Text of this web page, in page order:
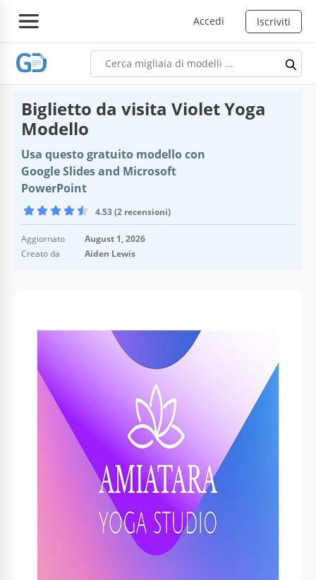
Accedi Iscriviti
Biglietto da visita Violet Yoga
Modello
Usa questo gratuito modello con
Google Slides and Microsoft
PowerPoint
4.53 (2 recensioni)
Aggiornato
August 1, 2026
Creato da
Aiden Lewis
Creato
December 22, 2022
Ultimo aggiornamento
August 1, 2026
Community
Aggiunto alle raccolte da 6 Utenti
Statistiche di utilizzo
0 download questo mese
Informazioni su questo modello
Il design della carta da visita della palestra di yoga viola a
sfumatura e vibrante catturerà l'attenzione di qualsiasi
cliente. Puoi aggiungere i tuoi dettagli di contatto, link ai
social media, orari di apertura del centro e altre